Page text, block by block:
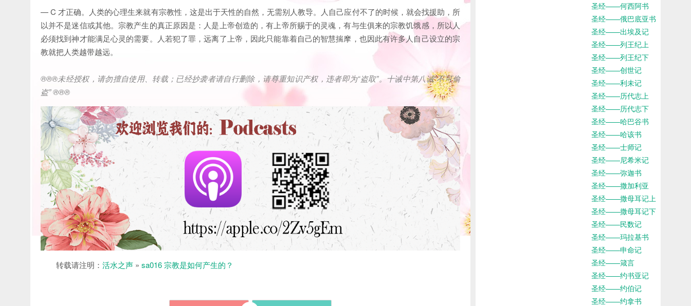
— C 才正确。人类的心理生来就有宗教性，这是出于天性的自然，无需别人教导。人自己应付不了的时候，就会找援助，所
以并不是迷信或其他。宗教产生的真正原因是：人是上帝创造的，有上帝所赐于的灵魂，有与生俱来的宗教饥饿感，所以人
必须找到神才能满足心灵的需要。人若犯了罪，远离了上帝，因此只能靠着自己的智慧揣摩，也因此有许多人自己设立的宗
教就把人类越带越远。
®®®未经授权，请勿擅自使用、转载；已经抄袭者请自行删除，请尊重知识产权，违者即为“盗取”。十诫中第八诫“不可偷
盗” ®®®
转载请注明： 活水之声 » sa016 宗教是如何产生的？
圣经——何西阿书
圣经——俄巴底亚书
圣经——出埃及记
圣经——列王纪上
圣经——列王纪下
圣经——创世记
圣经——利未记
圣经——历代志上
圣经——历代志下
圣经——哈巴谷书
圣经——哈该书
圣经——士师记
圣经——尼希米记
圣经——弥迦书
圣经——撒加利亚
圣经——撒母耳记上
圣经——撒母耳记下
圣经——民数记
圣经——玛拉基书
圣经——申命记
圣经——箴言
圣经——约书亚记
圣经——约伯记
圣经——约拿书